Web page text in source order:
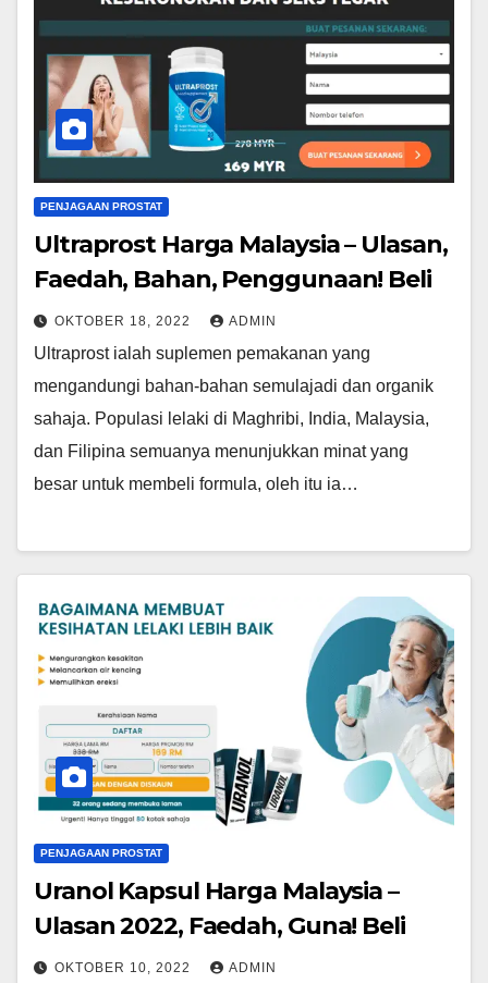
PENJAGAAN PROSTAT
Ultraprost Harga Malaysia – Ulasan,
Faedah, Bahan, Penggunaan! Beli
OKTOBER 18, 2022 ADMIN
Ultraprost ialah suplemen pemakanan yang
mengandungi bahan-bahan semulajadi dan organik
sahaja. Populasi lelaki di Maghribi, India, Malaysia,
dan Filipina semuanya menunjukkan minat yang
besar untuk membeli formula, oleh itu ia…
PENJAGAAN PROSTAT
Uranol Kapsul Harga Malaysia –
Ulasan 2022, Faedah, Guna! Beli
OKTOBER 10, 2022 ADMIN